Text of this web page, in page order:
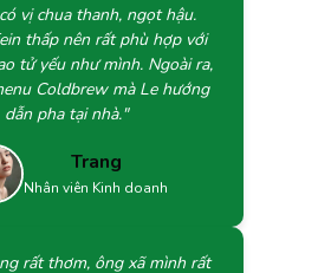
vị chua thanh, ngọt hậu.
thấp nên rất phù hợp với
tử yếu như mình. Ngoài ra,
Coldbrew mà Le hướng
dẫn pha tại nhà."
Trang
Nhân viên Kinh doanh
rất thơm, ông xã mình rất